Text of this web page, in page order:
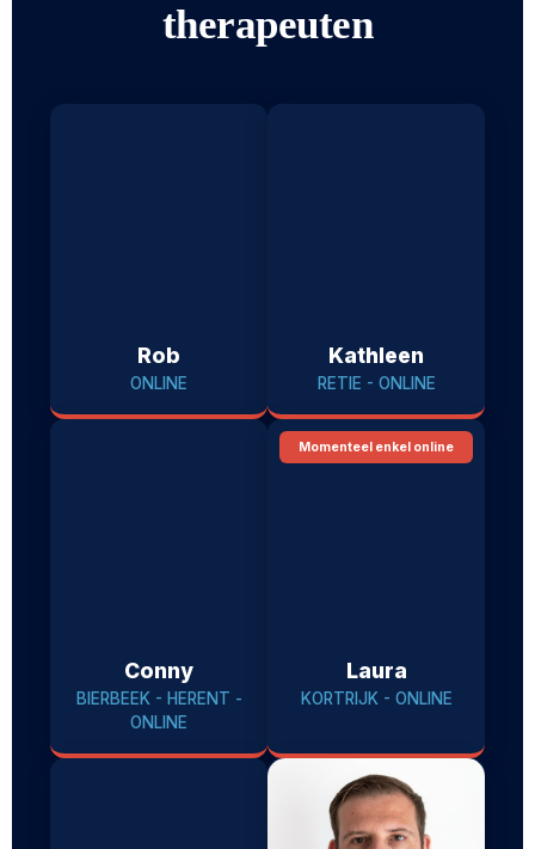
therapeuten
Rob
ONLINE
Kathleen
RETIE - ONLINE
Conny
BIERBEEK - HERENT -
ONLINE
Momenteel enkel online
Laura
KORTRIJK - ONLINE